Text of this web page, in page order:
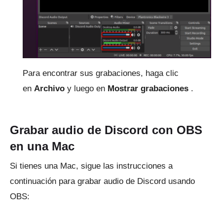
Para encontrar sus grabaciones, haga clic
en Archivo y luego en Mostrar grabaciones .
Grabar audio de Discord con OBS
en una Mac
Si tienes una Mac, sigue las instrucciones a
continuación para grabar audio de Discord usando
OBS: